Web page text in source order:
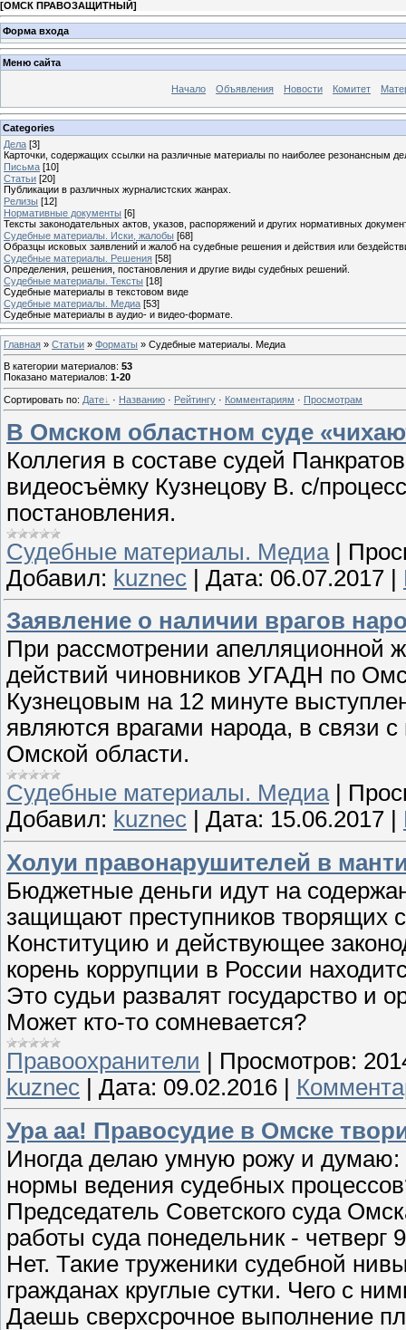
[ОМСК ПРАВОЗАЩИТНЫЙ]
Форма входа
Меню сайта
Начало Объявления Новости Комитет
Categories
Дела [3]
Карточки, содержащих ссылки на различные материалы по наиболее резонансным
Письма [10]
Статьи [20]
Публикации в различных журналистских жанрах.
Релизы [12]
Нормативные документы [6]
Тексты законодательных актов, указов, распоряжений и других нормативных
Судебные материалы. Иски, жалобы [68]
Образцы исковых заявлений и жалоб на судебные решения и действия или
Судебные материалы. Решения [58]
Определения, решения, постановления и другие виды судебных решений.
Судебные материалы. Тексты [18]
Судебные материалы в текстовом виде
Судебные материалы. Медиа [53]
Судебные материалы в аудио- и видео-формате.
Главная » Статьи » Форматы » Судебные материалы. Медиа
В категории материалов: 53
Показано материалов: 1-20
Сортировать по: Дате · Названию · Рейтингу · Комментариям · Просмотрам
В Омском областном суде
Коллегия в составе судей
видеосъёмку Кузнецову В. с/
постановления.
Судебные материалы. Медиа |
Добавил: kuznec | Дата: 06.07.2017 |
Заявление о наличии врагов
При рассмотрении апелляционной
действий чиновников УГАДН по
Кузнецовым на 12 минуте
являются врагами народа, в связи
Омской области.
Судебные материалы. Медиа|
Добавил: kuznec Дата: 15.06.2017
Холуи правонарушителей в
Бюджетные деньги идут на
защищают преступников творящих
Конституцию и действующее
корень коррупции в России
Это судьи развалят государство и
Может кто-то сомневается?
Правоохранители
Просмотров:
kuznec
Дата: 09.02.2016
Ура аа! Правосудие в Омске
Иногда делаю умную рожу и думаю:
нормы ведения судебных
Председатель Советского суда
работы суда понедельник - четверг
Нет. Такие труженики судебной
гражданах круглые сутки. Чего с
Даешь сверхсрочное выполнение